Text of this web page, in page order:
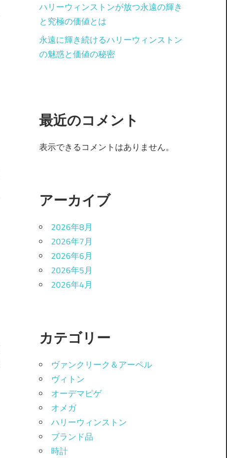
ハリーウィンストンが放つ永遠の輝き
と究極の価値とは
永遠に輝き続けるハリーウィンストン
の魅惑と価値の秘密
最近のコメント
表示できるコメントはありません。
アーカイブ
2026年8月
2026年7月
2026年6月
2026年5月
2026年4月
カテゴリー
ヴァンクリーク＆アーペル
ヴィトン
オーデマピゲ
オメガ
ハリーウィンストン
ブランド品
時計